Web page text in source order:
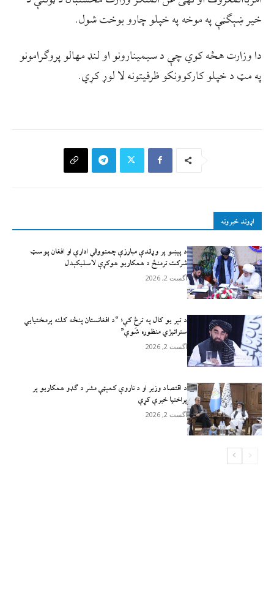
خیر ښېګڼې په موخه په خپلو چارو بوخت شول.
دا وزارت هڅه کوي چې د سیمینارونو او لنډ مهالو پروګرامونو
په مټ د خپلو کارکوونکو ظرفیتونه لا لوړ کړي.
اړوند خبرونه
د پېښو پر وړاندې مبارزې چمتووالي ادارې او افغان پوسټ
شرکت ترمنځ د همکاریو هوکړې لاسلیکېدل
آگست 2, 2026
د تېر يو کال په ترڅ کې؛ “د افغانستان پنځه کلنه پرمختیايي
ستراتیژي منظوره شَوې”
آگست 2, 2026
د اقتصاد وزیر او د ناروې کمېټې مشر د ګډو همکاریو پر
پراختیا خبرې کړې
آگست 2, 2026